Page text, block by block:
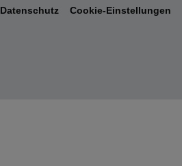
Datenschutz Cookie-Einstellungen